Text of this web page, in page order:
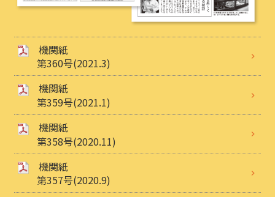
機関紙
第360号(2021.3)
機関紙
第359号(2021.1)
機関紙
第358号(2020.11)
機関紙
第357号(2020.9)